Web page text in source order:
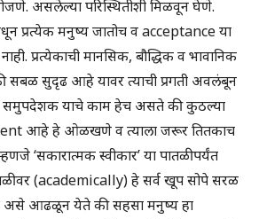
असलेल्या परिस्थितीशी मिळवून घेणे.
प्रत्येक मनुष्य जातोच व acceptance या
प्रत्येकाची मानसिक, बौद्धिक व भावानिक
सुदृढ आहे यावर त्याची प्रगती अवलंबून
समुपदेशक याचे काम हेच असते की कुठल्या
आहे हे ओळखणे व त्याला जरूर तितकाच
‘सकारात्मक स्वीकार’ या पातळीपर्यंत
(academically) हे सर्व खूप सोपे सरळ
असे आढळून येते की सहसा मनुष्य हा